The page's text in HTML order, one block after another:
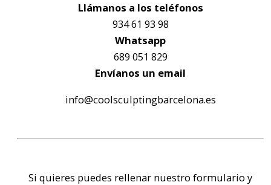
Llámanos a los teléfonos
934 61 93 98
Whatsapp
689 051 829
Envíanos un email
info@coolsculptingbarcelona.es
Si quieres puedes rellenar nuestro formulario y